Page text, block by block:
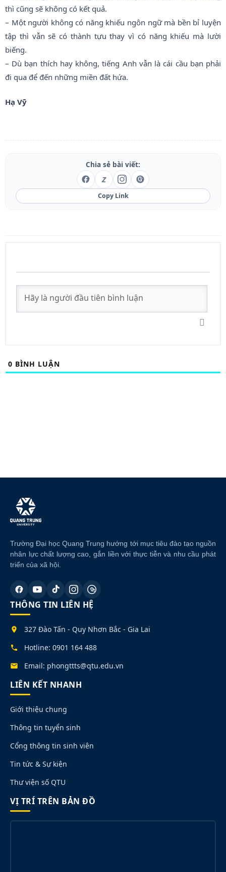
thì cũng sẽ không có kết quả.
– Một người không có năng khiếu ngôn ngữ mà bền bỉ luyện
tập thì vẫn sẽ có thành tựu thay vì có năng khiếu mà lười
biếng.
– Dù bạn thích hay không, tiếng Anh vẫn là cái cầu bạn phải
đi qua để đến những miền đất hứa.
Hạ Vỹ
Chia sẻ bài viết:
Z
Copy Link
0 BÌNH LUẬN
Trường Đại học Quang Trung hướng tới mục tiêu đào tạo nguồn
nhân lực chất lượng cao, gắn liền với thực tiễn và nhu cầu phát
triển của xã hội.
THÔNG TIN LIÊN HỆ
327 Đào Tấn - Quy Nhơn Bắc - Gia Lai
Hotline: 0901 164 488
Email: phongttts@qtu.edu.vn
LIÊN KẾT NHANH
Giới thiệu chung
Thông tin tuyển sinh
Cổng thông tin sinh viên
Tin tức & Sự kiện
Thư viện số QTU
VỊ TRÍ TRÊN BẢN ĐỒ